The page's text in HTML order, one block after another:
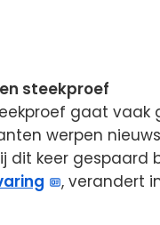
steekproef
gaat
werpen
keer gespaard
, verandert